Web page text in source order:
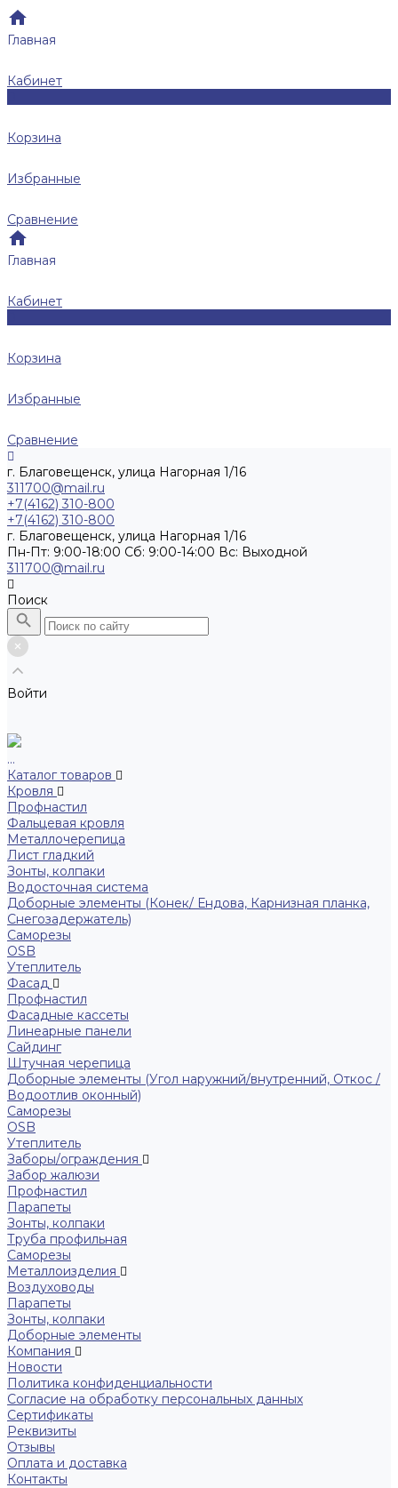
Главная
Кабинет
Корзина
Избранные
Сравнение
Главная
Кабинет
Корзина
Избранные
Сравнение
г. Благовещенск, улица Нагорная 1/16
311700@mail.ru
+7(4162) 310-800
+7(4162) 310-800
г. Благовещенск, улица Нагорная 1/16
Пн-Пт: 9:00-18:00 Cб: 9:00-14:00 Вс: Выходной
311700@mail.ru
Поиск
Войти
...
Каталог товаров
Кровля
Профнастил
Фальцевая кровля
Металлочерепица
Лист гладкий
Зонты, колпаки
Водосточная система
Доборные элементы (Конек/ Ендова, Карнизная планка,
Снегозадержатель)
Саморезы
ОSB
Утеплитель
Фасад
Профнастил
Фасадные кассеты
Линеарные панели
Сайдинг
Штучная черепица
Доборные элементы (Угол наружний/внутренний, Откос /
Водоотлив оконный)
Саморезы
OSB
Утеплитель
Заборы/ограждения
Забор жалюзи
Профнастил
Парапеты
Зонты, колпаки
Труба профильная
Саморезы
Металлоизделия
Воздуховоды
Парапеты
Зонты, колпаки
Доборные элементы
Компания
Новости
Политика конфиденциальности
Согласие на обработку персональных данных
Сертификаты
Реквизиты
Отзывы
Оплата и доставка
Контакты